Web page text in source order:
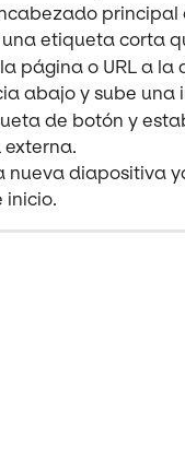
principal
etiqueta corta
página o URL a la
abajo y sube
de botón y
externa.
nueva diapositiva
inicio.